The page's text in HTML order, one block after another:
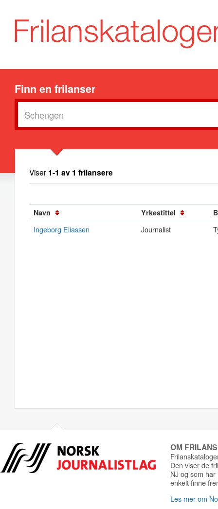
Finn en frilanser
Viser 1-1 av 1 frilansere
Navn Yrkestittel
Ingeborg Eliassen Journalist
OM
Den viser de
NJ og som
enkelt finne
Les mer om